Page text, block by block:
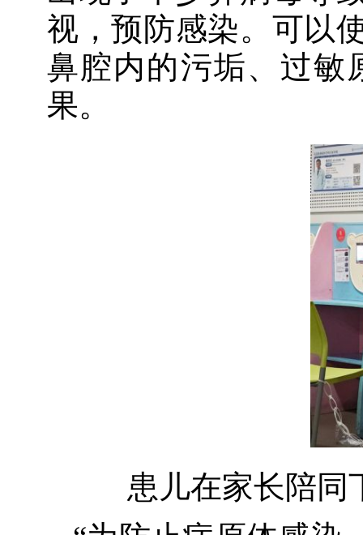
视，预防感染。可以
鼻腔内的污垢、过敏
果。
患儿在家长陪同